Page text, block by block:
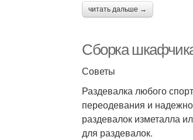
читать дальше →
Сборка
Советы
Раздевалка любого
переодевания и
раздевалок изметалла
для раздевалок.